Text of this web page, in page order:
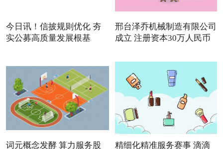
今日讯！信披规则优化 夯
实公募高质量发展根基
邢台泽乔机械制造有限公司
成立 注册资本30万人民币
词元概念发酵 算力服务股
精细化精准服务赛事 滴滴